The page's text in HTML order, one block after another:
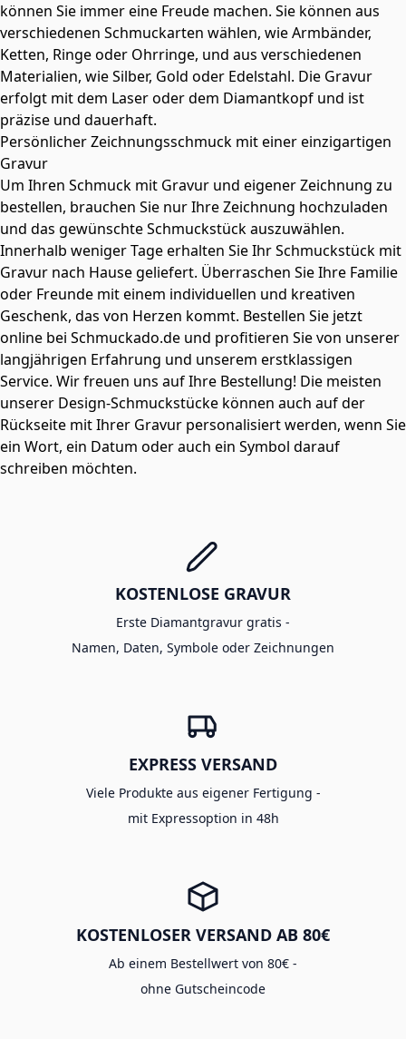
können Sie immer eine Freude machen. Sie können aus
verschiedenen Schmuckarten wählen, wie Armbänder,
Ketten, Ringe oder Ohrringe, und aus verschiedenen
Materialien, wie Silber, Gold oder Edelstahl. Die Gravur
erfolgt mit dem Laser oder dem Diamantkopf und ist
präzise und dauerhaft.
Persönlicher Zeichnungsschmuck mit einer einzigartigen
Gravur
Um Ihren Schmuck mit Gravur und eigener Zeichnung zu
bestellen, brauchen Sie nur Ihre Zeichnung hochzuladen
und das gewünschte Schmuckstück auszuwählen.
Innerhalb weniger Tage erhalten Sie Ihr Schmuckstück mit
Gravur nach Hause geliefert. Überraschen Sie Ihre Familie
oder Freunde mit einem individuellen und kreativen
Geschenk, das von Herzen kommt. Bestellen Sie jetzt
online bei Schmuckado.de und profitieren Sie von unserer
langjährigen Erfahrung und unserem erstklassigen
Service. Wir freuen uns auf Ihre Bestellung! Die meisten
unserer Design-Schmuckstücke können auch auf der
Rückseite mit Ihrer Gravur personalisiert werden, wenn Sie
ein Wort, ein Datum oder auch ein Symbol darauf
schreiben möchten.
KOSTENLOSE GRAVUR
Erste Diamantgravur gratis -
Namen, Daten, Symbole oder Zeichnungen
EXPRESS VERSAND
Viele Produkte aus eigener Fertigung -
mit Expressoption in 48h
KOSTENLOSER VERSAND AB 80€
Ab einem Bestellwert von 80€ -
ohne Gutscheincode